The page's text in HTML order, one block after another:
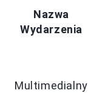
Nazwa
Wydarzenia
Multimedialny